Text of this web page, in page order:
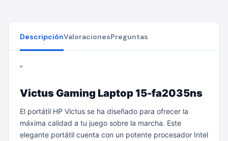
DescripciónValoracionesPreguntas
"
Victus Gaming Laptop 15-fa2035ns
El portátil HP Victus se ha diseñado para ofrecer la
máxima calidad a tu juego sobre la marcha. Este
elegante portátil cuenta con un potente procesador Intel